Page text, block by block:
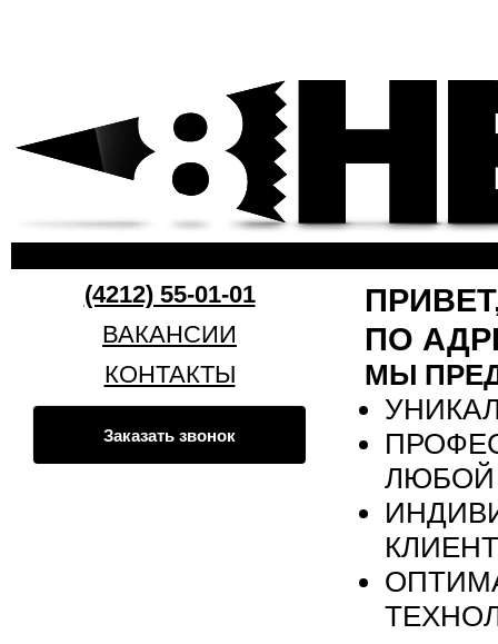
(4212) 55-01-01
ВАКАНСИИ
КОНТАКТЫ
Заказать звонок
ПО
МЫ